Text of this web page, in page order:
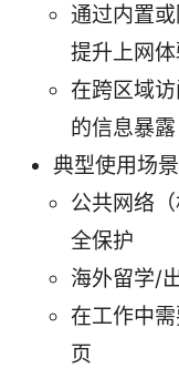
通过内置
提升上网
在跨区域
的信息暴露
典型使用场景
公共网络
全保护
海外留学/
在工作中
页